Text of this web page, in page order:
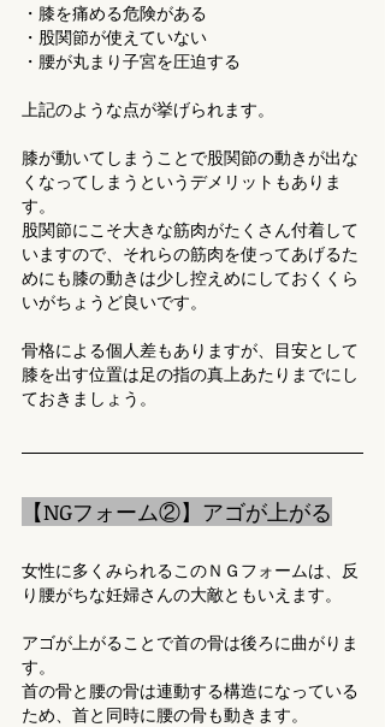
・膝を痛める危険がある
・股関節が使えていない
・腰が丸まり子宮を圧迫する
上記のような点が挙げられます。
膝が動いてしまうことで股関節の動きが出な
くなってしまうというデメリットもありま
す。
股関節にこそ大きな筋肉がたくさん付着して
いますので、それらの筋肉を使ってあげるた
めにも膝の動きは少し控えめにしておくくら
いがちょうど良いです。
骨格による個人差もありますが、目安として
膝を出す位置は足の指の真上あたりまでにし
ておきましょう。
【NGフォーム②】アゴが上がる
女性に多くみられるこのＮＧフォームは、反
り腰がちな妊婦さんの大敵ともいえます。
アゴが上がることで首の骨は後ろに曲がりま
す。
首の骨と腰の骨は連動する構造になっている
ため、首と同時に腰の骨も動きます。